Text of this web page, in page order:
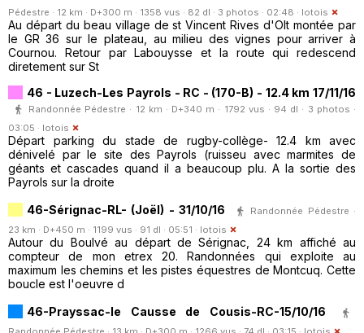
Pédestre · 12 km · D+300 m · 1358 vus · 82 dl · 3 photos · 02:48 · lotois
Au départ du beau village de st Vincent Rives d'Olt montée par
le GR 36 sur le plateau, au milieu des vignes pour arriver à
Cournou. Retour par Labouysse et la route qui redescend
diretement sur St
46 - Luzech-Les Payrols - RC - (170-B) - 12.4 km 17/11/16
Randonnée Pédestre · 12 km · D+340 m · 1792 vus · 94 dl · 3 photos ·
03:05 · lotois
Départ parking du stade de rugby-collège- 12.4 km avec
dénivelé par le site des Payrols (ruisseu avec marmites de
géants et cascades quand il a beaucoup plu. A la sortie des
Payrols sur la droite
46-Sérignac-RL- (Joël) - 31/10/16
Randonnée Pédestre ·
23 km · D+450 m · 1199 vus · 91 dl · 05:51 · lotois
Autour du Boulvé au départ de Sérignac, 24 km affiché au
compteur de mon etrex 20. Randonnées qui exploite au
maximum les chemins et les pistes équestres de Montcuq. Cette
boucle est l'oeuvre d
46-Prayssac-le Causse de Cousis-RC-15/10/16